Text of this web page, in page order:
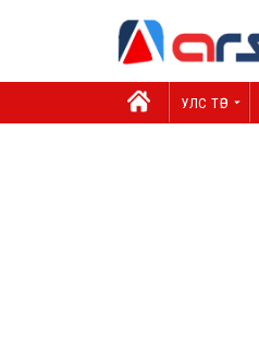
УЛС ТӨР